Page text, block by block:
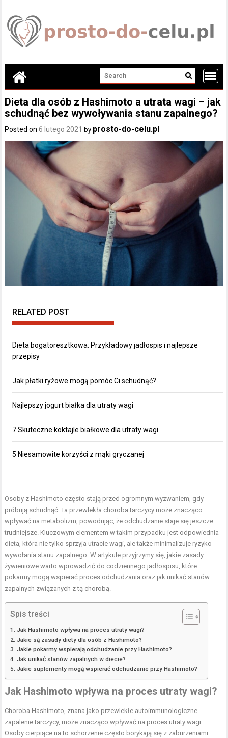
content
Dieta dla osób z Hashimoto a utrata wagi – jak
schudnąć bez wywoływania stanu zapalnego?
Posted on6 lutego 2021 by prosto-do-celu.pl
RELATED POST
Dieta bogatoresztkowa: Przykładowy jadłospis i najlepsze
przepisy
Jak płatki ryżowe mogą pomóc Ci schudnąć?
Najlepszy jogurt białka dla utraty wagi
7 Skuteczne koktajle białkowe dla utraty wagi
5 Niesamowite korzyści z mąki gryczanej
Osoby z Hashimoto często stają przed ogromnym wyzwaniem, gdy
próbują schudnąć. Ta przewlekła choroba tarczycy może znacząco
wpływać na metabolizm, powodując, że odchudzanie staje się jeszcze
trudniejsze. Kluczowym elementem w takim przypadku jest odpowiednia
dieta, która nie tylko sprzyja utracie wagi, ale także minimalizuje ryzyko
wywołania stanu zapalnego. W artykule przyjrzymy się, jakie zasady
żywieniowe warto wprowadzić do codziennego jadłospisu, które
pokarmy mogą wspierać proces odchudzania oraz jak unikać stanów
zapalnych związanych z tą chorobą.
Spis treści
Jak Hashimoto wpływa na proces utraty wagi?
Jakie są zasady diety dla osób z Hashimoto?
Jakie pokarmy wspierają odchudzanie przy Hashimoto?
Jak unikać stanów zapalnych w diecie?
Jakie suplementy mogą wspierać odchudzanie przy Hashimoto?
Jak Hashimoto wpływa na proces utraty wagi?
Choroba Hashimoto, znana jako przewlekłe autoimmunologiczne
zapalenie tarczycy, może znacząco wpływać na proces utraty wagi.
Osoby cierpiące na to schorzenie często borykają się z zaburzeniami